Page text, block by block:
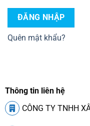
ĐĂNG NHẬP
Quên mật khẩu?
Thông tin liên hệ
CÔNG TY TNHH